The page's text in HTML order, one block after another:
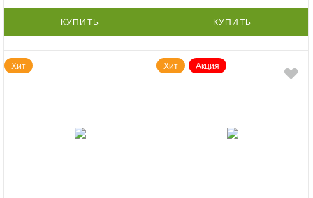
КУПИТЬ КУПИТЬ
Хит Хит Акция